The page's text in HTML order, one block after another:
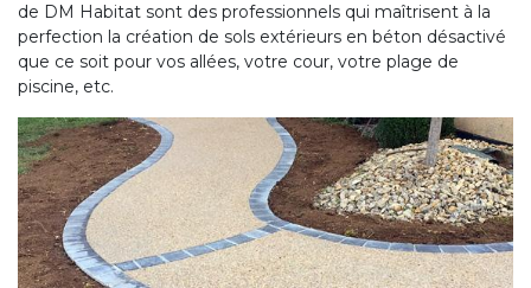
de DM Habitat sont des professionnels qui maîtrisent à la
perfection la création de sols extérieurs en béton désactivé
que ce soit pour vos allées, votre cour, votre plage de
piscine, etc.